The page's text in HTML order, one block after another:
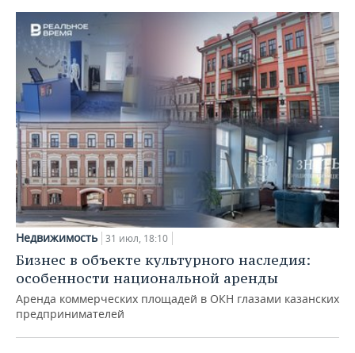
Недвижимость 31 июл, 18:10
Бизнес в объекте культурного наследия:
особенности национальной аренды
Аренда коммерческих площадей в ОКН глазами казанских
предпринимателей